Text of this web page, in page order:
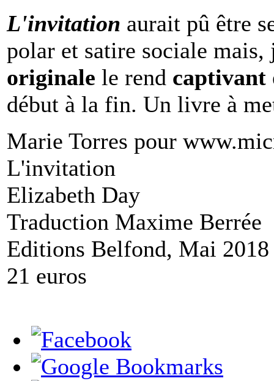
L'invitation aurait pû être
polar et satire sociale
originale le rend captivant
début à la fin. Un livre à
Marie Torres pour
L'invitation
Elizabeth Day
Traduction Maxime Berrée
Editions Belfond, Mai 2018
21 euros